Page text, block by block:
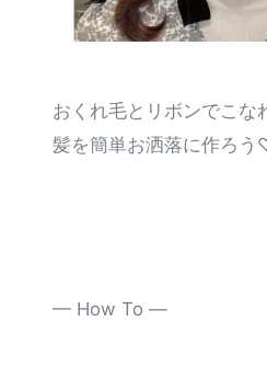
おくれ毛とリボンでこ
髪を簡単お洒落に作ろ
— How To —